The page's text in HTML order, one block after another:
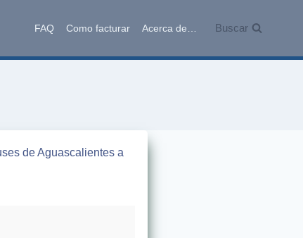
FAQ Como facturar Acerca de… Buscar
de Aguascalientes a